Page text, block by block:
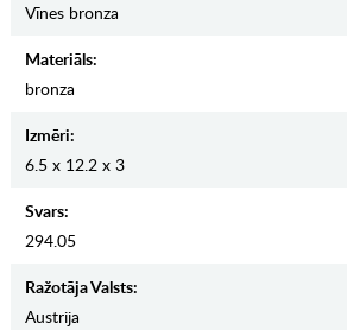
Vīnes bronza
Materiāls:
bronza
Izmēri:
6.5 x 12.2 x 3
Svars:
294.05
Ražotāja Valsts:
Austrija